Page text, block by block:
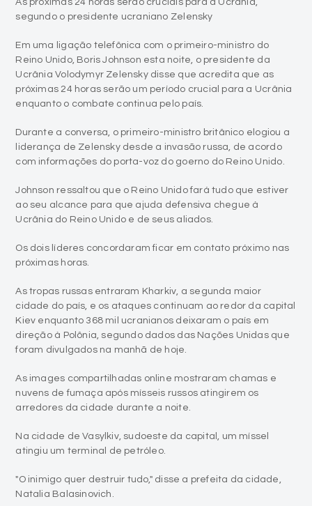
segundo o presidente ucraniano Zelensky
Em uma ligação telefônica com o primeiro-ministro do
Reino Unido, Boris Johnson esta noite, o presidente da
Ucrânia Volodymyr Zelensky disse que acredita que as
próximas 24 horas serão um período crucial para a Ucrânia
enquanto o combate continua pelo país.
Durante a conversa, o primeiro-ministro britânico elogiou a
liderança de Zelensky desde a invasão russa, de acordo
com informações do porta-voz do goerno do Reino Unido.
Johnson ressaltou que o Reino Unido fará tudo que estiver
ao seu alcance para que ajuda defensiva chegue à
Ucrânia do Reino Unido e de seus aliados.
Os dois líderes concordaram ficar em contato próximo nas
próximas horas.
As tropas russas entraram Kharkiv, a segunda maior
cidade do país, e os ataques continuam ao redor da capital
Kiev enquanto 368 mil ucranianos deixaram o país em
direção à Polônia, segundo dados das Nações Unidas que
foram divulgados na manhã de hoje.
As images compartilhadas online mostraram chamas e
nuvens de fumaça após mísseis russos atingirem os
arredores da cidade durante a noite.
Na cidade de Vasylkiv, sudoeste da capital, um míssel
atingiu um terminal de petróleo.
"O inimigo quer destruir tudo," disse a prefeita da cidade,
Natalia Balasinovich.